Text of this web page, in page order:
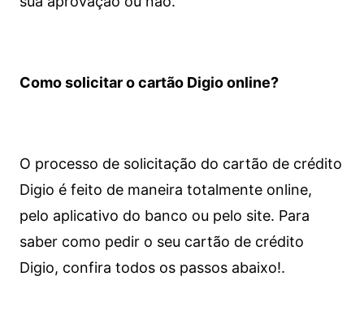
Como solicitar o cartão Digio online?
O processo de solicitação do cartão de crédito
Digio é feito de maneira totalmente online,
pelo aplicativo do banco ou pelo site. Para
saber como pedir o seu cartão de crédito
Digio, confira todos os passos abaixo!.